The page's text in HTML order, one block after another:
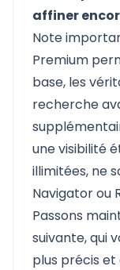
affiner
Note
Premium
base, les
recherche
une visibilité
illimitées, ne
Navigator ou
Passons
suivante, qui
plus précis et